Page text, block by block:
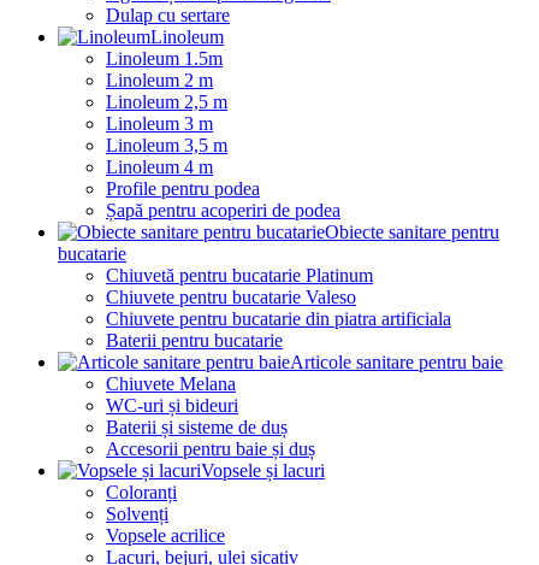
Dulap cu sertare
Linoleum
Linoleum 1.5m
Linoleum 2 m
Linoleum 2,5 m
Linoleum 3 m
Linoleum 3,5 m
Linoleum 4 m
Profile pentru podea
Șapă pentru acoperiri de podea
Obiecte sanitare pentru
bucatarie
Chiuvetă pentru bucatarie Platinum
Chiuvete pentru bucatarie Valeso
Chiuvete pentru bucatarie din piatra artificiala
Baterii pentru bucatarie
Articole sanitare pentru baie
Chiuvete Melana
WC-uri și bideuri
Baterii și sisteme de duș
Accesorii pentru baie și duș
Vopsele și lacuri
Coloranți
Solvenți
Vopsele acrilice
Lacuri, bejuri, ulei sicativ